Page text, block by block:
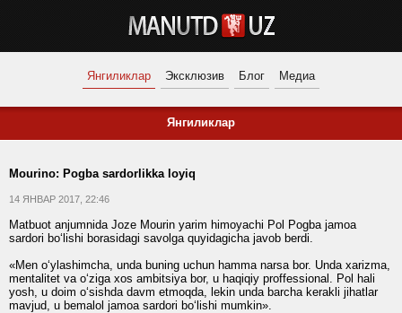
Янгиликлар Эксклюзив Блог Медиа
Янгиликлар
Mourino: Pogba sardorlikka loyiq
14 ЯНВАР 2017, 22:46
Matbuot anjumnida Joze Mourin yarim himoyachi Pol Pogba jamoa
sardori bo‘lishi borasidagi savolga quyidagicha javob berdi.
«Men o‘ylashimcha, unda buning uchun hamma narsa bor. Unda xarizma,
mentalitet va o‘ziga xos ambitsiya bor, u haqiqiy proffessional. Pol hali
yosh, u doim o‘sishda davm etmoqda, lekin unda barcha kerakli jihatlar
mavjud, u bemalol jamoa sardori bo‘lishi mumkin».